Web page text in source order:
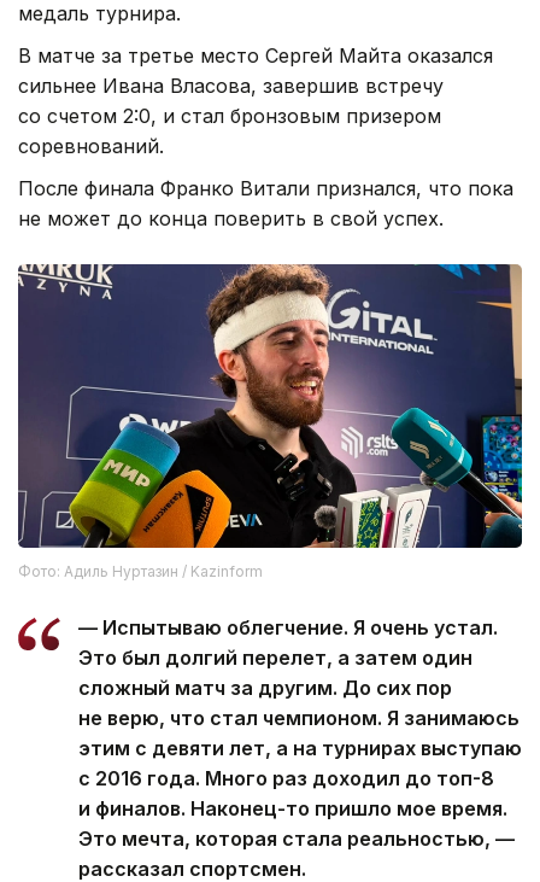
медаль турнира.
В матче за третье место Сергей Майта оказался
сильнее Ивана Власова, завершив встречу
со счетом 2:0, и стал бронзовым призером
соревнований.
После финала Франко Витали признался, что пока
не может до конца поверить в свой успех.
Фото: Адиль Нуртазин / Kazinform
— Испытываю облегчение. Я очень устал.
Это был долгий перелет, а затем один
сложный матч за другим. До сих пор
не верю, что стал чемпионом. Я занимаюсь
этим с девяти лет, а на турнирах выступаю
с 2016 года. Много раз доходил до топ-8
и финалов. Наконец-то пришло мое время.
Это мечта, которая стала реальностью, —
рассказал спортсмен.